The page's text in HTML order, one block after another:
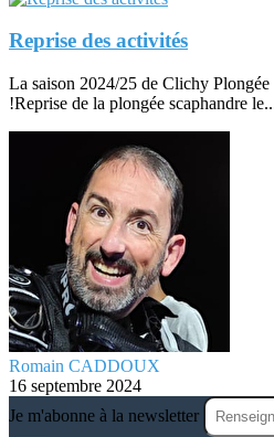
Reprise des activités
La saison 2024/25 de Clichy Plongée
!Reprise de la plongée scaphandre
Romain CADDOUX
16 septembre 2024
Je m'abonne à la newsletter